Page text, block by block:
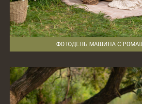
ФОТОДЕНЬ МАШИНА С